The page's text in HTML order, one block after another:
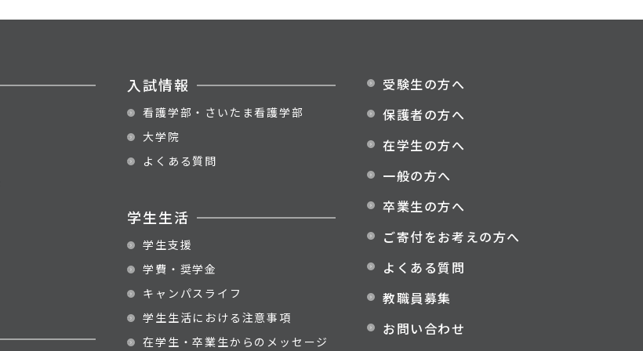
入試情報
看護学部・さいたま看護学部
大学院
よくある質問
学生生活
学生支援
学費・奨学金
キャンパスライフ
学生生活における注意事項
在学生・卒業生からのメッセージ
受験生の方へ
保護者の方へ
在学生の方へ
一般の方へ
卒業生の方へ
ご寄付をお考えの方へ
よくある質問
教職員募集
お問い合わせ